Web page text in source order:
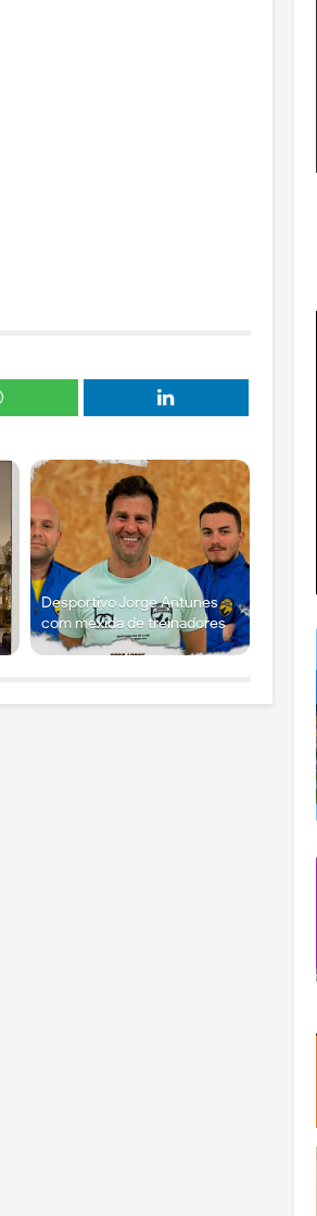
Desportivo Jorge Antunes
com mexida de treinadores